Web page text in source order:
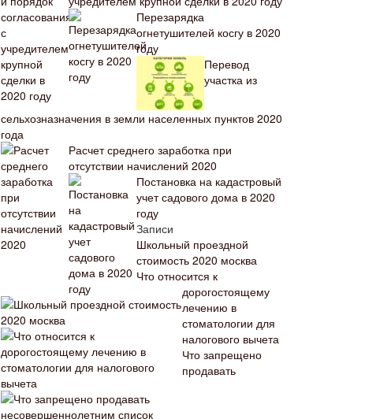
Перезарядка
огнетушителей косгу в 2020
году
Перевод
участка из
сельхозназначения в земли населенных пунктов 2020
года
Расчет среднего заработка при
отсутствии начислений 2020
Постановка на кадастровый
учет садового дома в 2020
году
Записи
Школьный проездной
стоимость 2020 москва
Что относится к
дорогостоящему
лечению в
стоматологии для
налогового вычета
Что запрещено
продавать